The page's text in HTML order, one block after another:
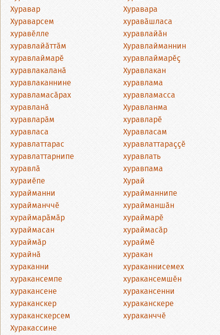
Хуравар
Хуравара
Хураварсем
хуравӑшласа
хуравӗлле
хуравлайӑн
хуравлайӑттӑм
Хуравлайманнин
хуравлаймарӗ
хуравлаймарӗҫ
хуравлакаланӑ
Хуравлакан
хуравлаканнине
хуравлама
хуравламасӑрах
хуравламасса
хуравланӑ
Хуравланма
хуравларӑм
хуравларӗ
хуравласа
Хуравласам
хуравлаттарас
хуравлаттараҫҫӗ
хуравлаттарнипе
хуравлать
хуравлӑ
хуравпама
хураиӗпе
Хурай
хурайманни
хурайманнипе
хурайманччӗ
хурайманшӑн
хураймарӑмӑр
хураймарӗ
хураймасан
хураймасӑр
хураймӑр
хураймӗ
хурайнӑ
хуракан
хураканни
хураканнисемех
хуракансемпе
хуракансемшӗн
хуракансене
хуракансенни
хураканскер
хураканскере
хураканскерсем
хураканччӗ
Хуракассине